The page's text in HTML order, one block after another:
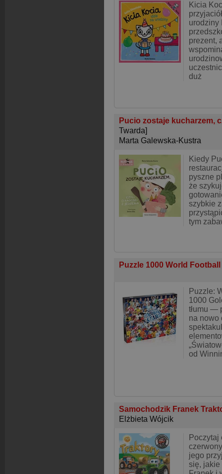
Kicia
urodziny
prezent,
duż
Pucio zostaje kucharzem,
Twarda]
Marta Galewska-Kustra
Kiedy
pyszne
że
szybkie
tym
Puzzle 1000 World
Puzzle:
1000
tłumu —
na nowo
od
Samochodzik Franek
Elżbieta Wójcik
Poczytaj
jego
się, jakie